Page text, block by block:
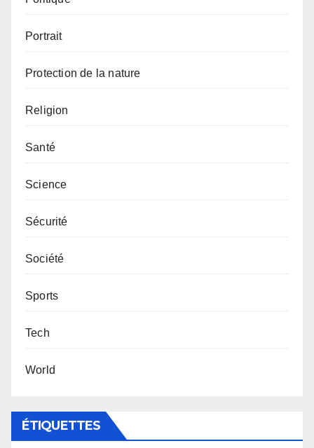
Portrait
Protection de la nature
Religion
Santé
Science
Sécurité
Société
Sports
Tech
World
ÉTIQUETTES